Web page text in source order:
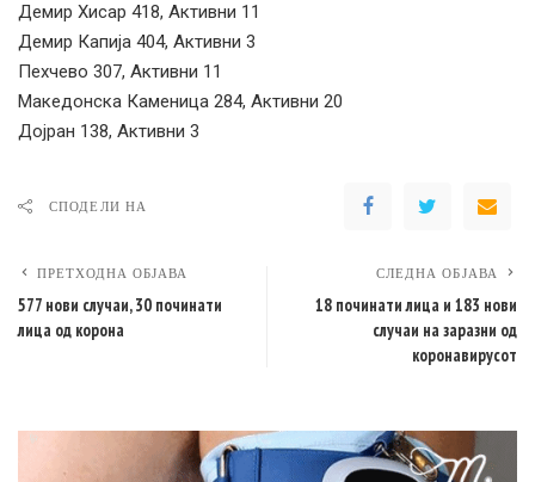
Демир Хисар 418, Активни 11
Демир Капија 404, Активни 3
Пехчево 307, Активни 11
Македонска Каменица 284, Активни 20
Дојран 138, Активни 3
СПОДЕЛИ НА
ПРЕТХОДНА ОБЈАВА
577 нови случаи, 30 починати
лица од корона
СЛЕДНА ОБЈАВА
18 починати лица и 183 нови
случаи на заразни од
коронавирусот